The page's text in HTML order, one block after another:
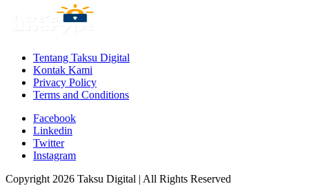
Tentang Taksu Digital
Kontak Kami
Privacy Policy
Terms and Conditions
Facebook
Linkedin
Twitter
Instagram
Copyright 2026 Taksu Digital | All Rights Reserved